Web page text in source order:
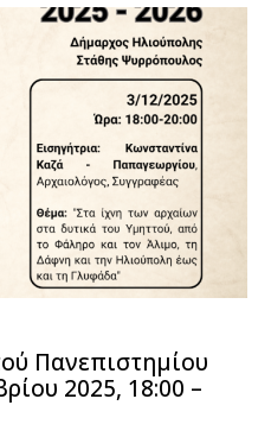
Πανεπιστημίου
2025, 18:00 –